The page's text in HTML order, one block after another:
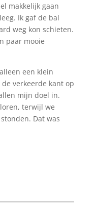
makkelijk gaan
Ik gaf de bal
weg kon schieten.
paar mooie
een klein
verkeerde kant op
mijn doel in.
terwijl we
Dat was